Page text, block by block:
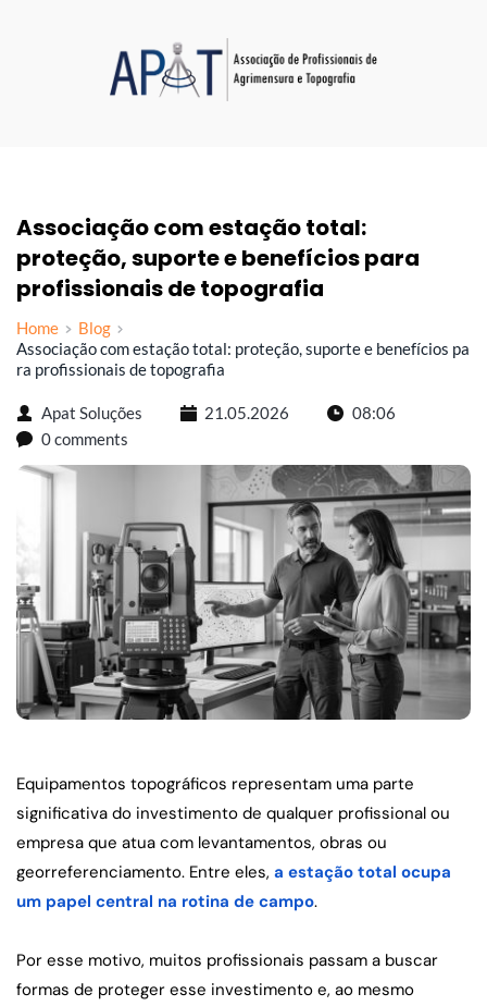
Associação com estação total:
proteção, suporte e benefícios para
profissionais de topografia
Home
Blog
Associação com estação total: proteção, suporte e benefícios pa
ra profissionais de topografia
Apat Soluções 21.05.2026
08:06
0 comments
Equipamentos topográficos representam uma parte
significativa do investimento de qualquer profissional ou
empresa que atua com levantamentos, obras ou
georreferenciamento. Entre eles, a estação total ocupa
um papel central na rotina de campo.
Por esse motivo, muitos profissionais passam a buscar
formas de proteger esse investimento e, ao mesmo